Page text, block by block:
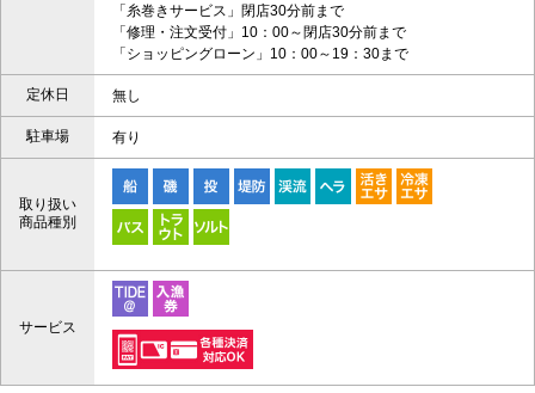
「糸巻きサービス」閉店30分前まで
「修理・注文受付」10：00～閉店30分前まで
「ショッピングローン」10：00～19：30まで
定休日 無し
駐車場 有り
取り扱い
商品種別
サービス